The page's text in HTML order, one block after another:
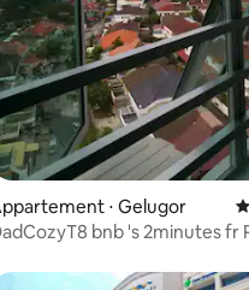
sur la base de 56
⋅ Gelugor
bnb 's 2minutes fr